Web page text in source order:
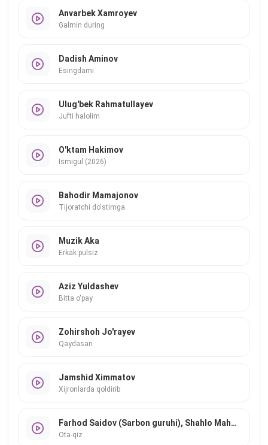
Anvarbek Xamroyev
Galmin during
Dadish Aminov
Esingdami
Ulug'bek Rahmatullayev
Jufti halolim
O'ktam Hakimov
Ismigul (2026)
Bahodir Mamajonov
Tijoratchi do'stimga
Muzik Aka
Erkak pulsiz
Aziz Yuldashev
Bitta o'pay
Zohirshoh Jo'rayev
Qaydasan
Jamshid Ximmatov
Xijronlarda qoldirib
Farhod Saidov (Sarbon guruhi), Shahlo Mahmudova
Ota-qiz